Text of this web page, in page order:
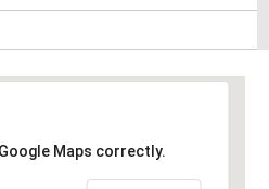
Maps correctly.